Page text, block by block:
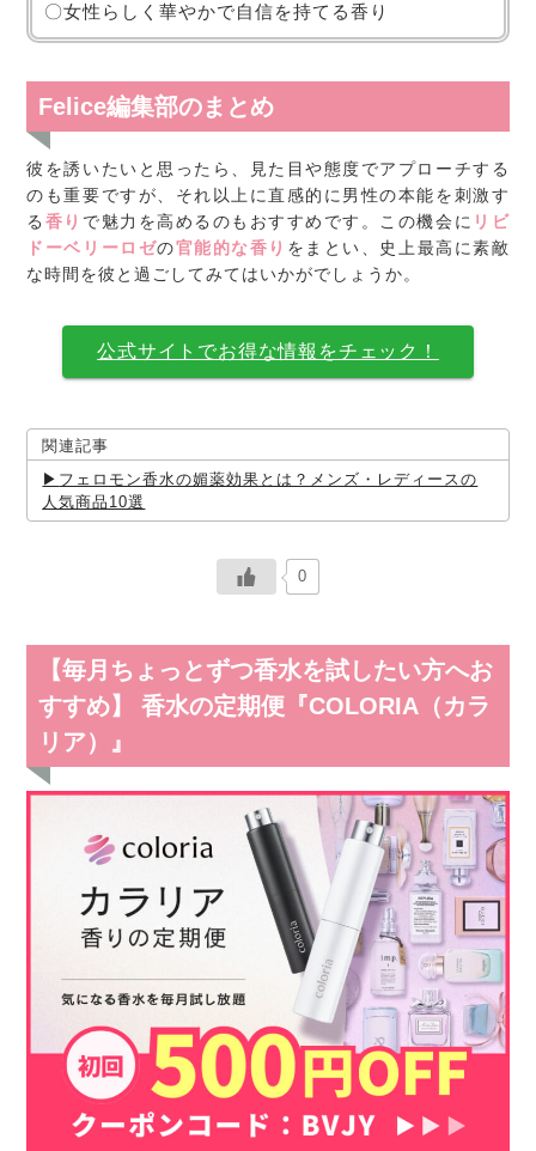
〇女性らしく華やかで自信を持てる香り
Felice編集部のまとめ
彼を誘いたいと思ったら、見た目や態度でアプローチする
のも重要ですが、それ以上に直感的に男性の本能を刺激す
る 香り で魅力を高めるのもおすすめです。この機会に リビ
ドーベリーロゼの官能的な香り をまとい、史上最高に素敵
な時間を彼と過ごしてみてはいかがでしょうか。
公式サイトでお得な情報をチェック！
関連記事
フェロモン香水の媚薬効果とは？メンズ・レディースの
人気商品10選
0
【毎月ちょっとずつ香水を試したい方へお
すすめ】 香水の定期便『COLORIA（カラ
リア）』